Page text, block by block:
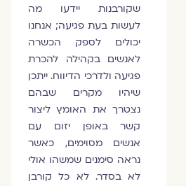
שקורבנות יידעו מה
לעשות בעת פגיעה; אנחנו
יכולים לספק הכשרה
לאנשים בקהילה להכרת
פגיעה ולדרכי הדיווח. ייתכן
שיהיו מקרים שבהם
נצטרך את האומץ ליצור
קשר באופן יזום עם
אנשים מסוימים, כאשר
נראה סימנים שמשהו אולי
לא בסדר. לא כל קורבן